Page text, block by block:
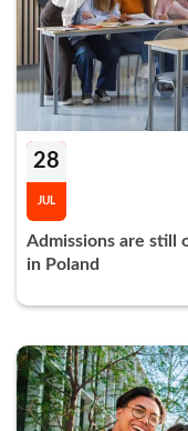
28
JUL
Admissions are still
in Poland